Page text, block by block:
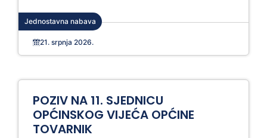
Jednostavna nabava
21. srpnja 2026.
POZIV NA 11. SJEDNICU
OPĆINSKOG VIJEĆA OPĆINE
TOVARNIK